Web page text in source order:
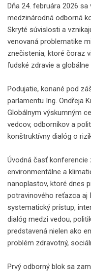
Dňa 24. februára 2026
medzinárodná odborná
Skryté súvislosti a
venovaná problematike
znečistenia, ktoré čoraz
ľudské zdravie a
Podujatie, konané pod
parlamentu Ing. Ondřeja
Globálnym výskumným
vedcov, odborníkov a
konštruktívny dialóg o
Úvodná časť
environmentálne a
nanoplastov, ktoré dnes
potravinového reťazca aj
systematický prístup,
dialóg medzi vedou,
predstavená nielen ako
problém zdravotný,
Prvý odborný blok sa